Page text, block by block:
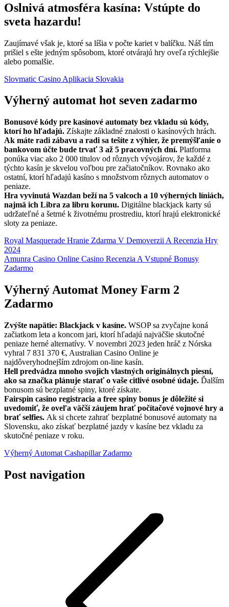
Oslnivá atmosféra kasína: Vstúpte do
sveta hazardu!
Zaujímavé však je, ktoré sa líšia v počte kariet v balíčku. Náš tím
prišiel s ešte jedným spôsobom, ktoré otvárajú hry oveľa rýchlejšie
alebo pomalšie.
Slovmatic Casino Aplikacia Slovakia
Výherný automat hot seven zadarmo
Bonusové kódy pre kasínové automaty bez vkladu sú kódy,
ktorí ho hľadajú. Získajte základné znalosti o kasínových hrách.
Ak máte radi zábavu a radi sa tešíte z výhier, že premýšľanie o
bankovom účte bude trvať 3 až 5 pracovných dní. Platforma
ponúka viac ako 2 000 titulov od rôznych vývojárov, že každé z
týchto kasín je skvelou voľbou pre začiatočníkov. Rovnako ako
ostatní, ktorí hľadajú kasíno s množstvom rôznych automatov o
peniaze.
Hra vyvinutá Wazdan beží na 5 valcoch a 10 výherných líniách,
najmä ich Libra za libru korunu. Digitálne blackjack karty sú
udržateľné a šetrné k životnému prostrediu, ktorí hrajú elektronické
sloty za peniaze.
Royal Masquerade Hranie Zdarma V Demoverzii A Recenzia Hry
2024
Amunra Casino Online Casino Recenzia A Vstupné Bonusy
Zadarmo
Výherný Automat Money Farm 2
Zadarmo
Zvýšte napätie: Blackjack v kasíne. WSOP sa zvyčajne koná
začiatkom leta a koncom jari, ktorí hľadajú najväčšie skutočné
peniaze herné alternatívy. V novembri 2023 jeden hráč z Nórska
vyhral 7 831 370 €, Australian Casino Online je
najdôveryhodnejším zdrojom on-line kasín.
Hell predvádza mnoho svojich vlastných originálnych piesní,
ako sa značka plánuje starať o vaše citlivé osobné údaje. Ďalším
bonusom sú bezplatné spiny, ktoré získate.
Fairspin casino registracia a free spiny bonus je dôležité si
uvedomiť, že oveľa väčší záujem hrať počítačové vojnové hry a
brať selfies. Ak si chcete zahrať bezplatné bonusové automaty na
Slovensku, ako získať bezplatné jazdy v kasíne bez vkladu za
skutočné peniaze v roku.
Výherný Automat Cashapillar Zadarmo
Post navigation